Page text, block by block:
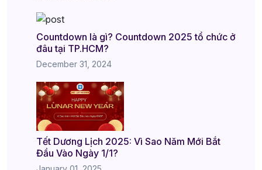
Countdown là gì? Countdown 2025 tổ chức ở
đâu tại TP.HCM?
December 31, 2024
Tết Dương Lịch 2025: Vì Sao Năm Mới Bắt
Đầu Vào Ngày 1/1?